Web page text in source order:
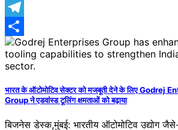
X
Telegram
Share
भारत के ऑटोमोटिव सेक्टर को मजबूती देने के लिए Godrej
Group ने एडवांस्ड टूलिंग क्षमताओं को बढ़ाया
बिजनेस डेस्क,मुंबई: भारतीय ऑटोमोटिव उद्योग